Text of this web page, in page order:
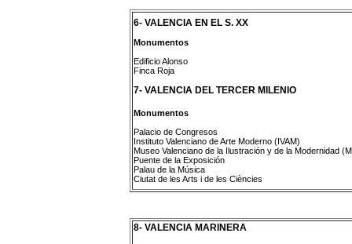
6- VALENCIA EN EL S. XX
Monumentos
Edificio Alonso
Finca Roja
7- VALENCIA DEL TERCER MILENIO
Monumentos
Palacio de Congresos
Instituto Valenciano de Arte Moderno (IVAM)
Museo Valenciano de la Ilustración y de la Modernidad
Puente de la Exposición
Palau de la Música
Ciutat de les Arts i de les Ciències
8- VALENCIA MARINERA